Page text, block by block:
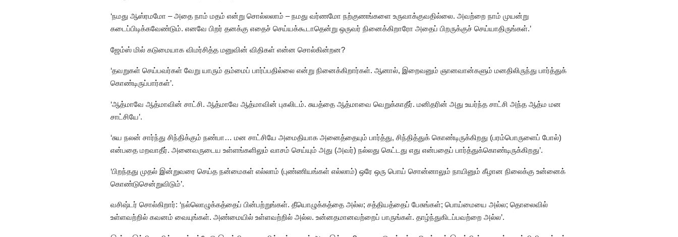
‘நமது ஆஸ்ரமமோ – அதை நாம் மதம் என்று சொல்லலாம் – நமது வர்ணமோ நற்குணங்களை உருவாக்குவதில்லை. அவற்றை நாம் முயன்று
கடைப்பிடிக்கவேண்டும். எனவே பிறர் தனக்கு எதைச் செய்யக்கூடாதென்று ஒருவர் நினைக்கிறாரோ அதைப் பிறருக்குச் செய்யாதிருங்கள்.’
ஜேம்ஸ் மில் கடுமையாக விமர்சித்த மனுவின் விதிகள் என்ன சொல்கின்றன?
‘தவறுகள் செய்பவர்கள் வேறு யாரும் தம்மைப் பார்ப்பதில்லை என்று நினைக்கிறார்கள். ஆனால், இறைவனும் ஞானவான்களும் மனதிலிருந்து பார்த்துக்
கொண்டிருப்பார்கள்’.
‘ஆத்மாவே ஆத்மாவின் சாட்சி. ஆத்மாவே ஆத்மாவின் புகலிடம். சுயத்தை ஆத்மாவை வெறுக்காதீர். மனிதரின் அது உயர்ந்த சாட்சி அந்த ஆத்ம மன
சாட்சியே’.
‘சுய நலன் சார்ந்து சிந்திக்கும் நண்பா… மன சாட்சியே அமைதியாக அனைத்தையும் பார்த்து, சிந்தித்துக் கொண்டிருக்கிறது (பரம்பொருளைப் போல்)
என்பதை மறவாதீர். அனைவருடைய உள்ளங்களிலும் வாசம் செய்யும் அது (அவர்) நல்லது கெட்டது எது என்பதைப் பார்த்துக்கொண்டிருக்கிறது’.
‘பிறந்தது முதல் இன்றுவரை செய்த நன்மைகள் எல்லாம் (புண்ணியங்கள் எல்லாம்) ஒரே ஒரு பொய் சொன்னாலும் நாயினும் கீழான நிலைக்கு உன்னைக்
கொண்டுசென்றுவிடும்’.
வசிஷ்டர் சொல்கிறார்: ‘நல்லொழுக்கத்தைப் பின்பற்றுங்கள். தீயொழுக்கத்தை அல்ல; சத்தியத்தைப் பேசுங்கள்; பொய்மையை அல்ல; தொலைவில்
உள்ளவற்றில் கவனம் வையுங்கள். அண்மையில் உள்ளவற்றில் அல்ல. உன்னதமானவற்றைப் பாருங்கள். தாழ்ந்துகிடப்பவற்றை அல்ல’.